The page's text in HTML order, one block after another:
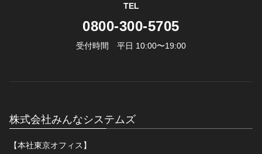
TEL
0800-300-5705
受付時間 平日 10:00〜19:00
株式会社みんなシステムズ
【本社東京オフィス】